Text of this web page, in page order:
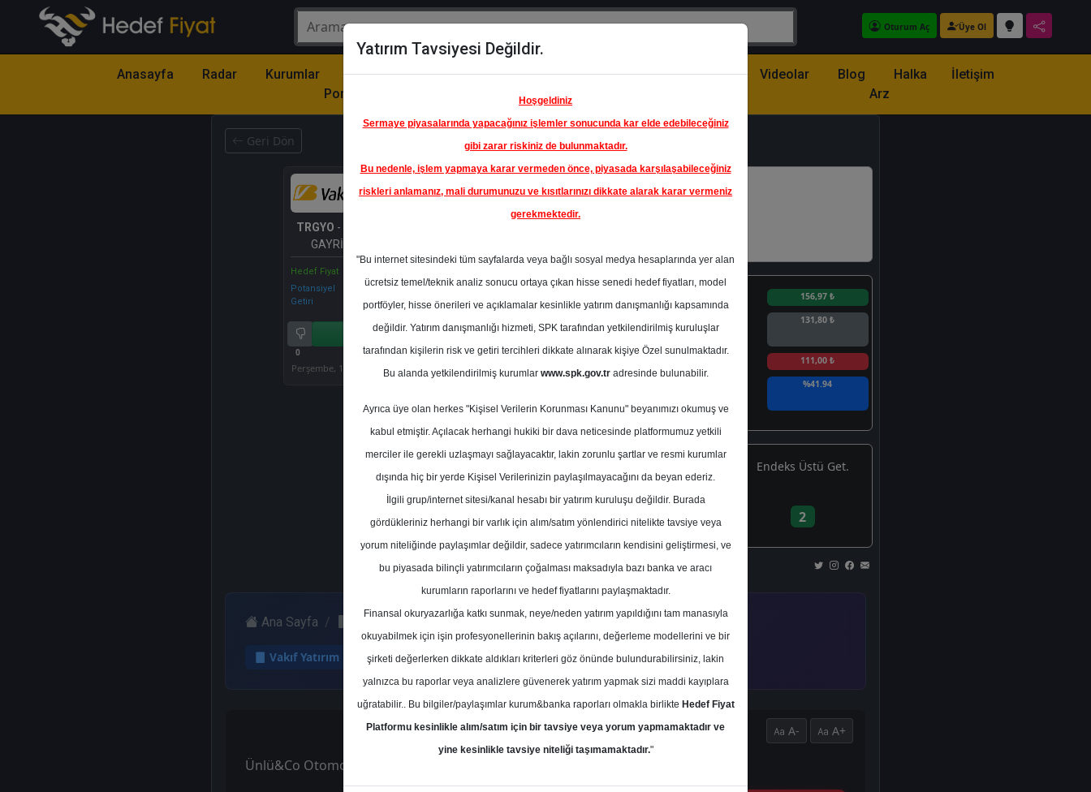
Oturum Aç Üye Ol
Anasayfa Radar Kurumlar
Model
Portföy
Hisse
Öne
Çıkanlar
Raporlar Partnerlerimiz Videolar Blog
Halka
Arz
İletişim
Geri Dön
TRGYO - TORUNLAR
GAYRİMENKUL
YATIRIM ORTAKLIĞI
Hedef Fiyat
Potansiyel
Getiri
%0.00
0 0
Perşembe, 17 Ağustos 2023
En Yüksek Tahmin 156,97 ₺
Ortalama Fiyat
Tahmini
131,80 ₺
111,00 ₺
Potansiyeli
%41.94
Kurum Sayısı
6
4
Endeks Üstü Get.
2
Perşembe, 17 Ağustos 2023
Ana Sayfa Hedef Fiyat
Vakıf Yatırım Hedef: 31.80 ₺ Potansiyel: %0.00
A- A+
Ünlü&Co Otomotiv Sektör Raporu ve Hedef Fiyatlar
Yatırım Tavsiyesi Değildir.
Hoşgeldiniz
Sermaye piyasalarında yapacağınız işlemler sonucunda kar elde edebileceğiniz
gibi zarar riskiniz de bulunmaktadır.
Bu nedenle, işlem yapmaya karar vermeden önce, piyasada karşılaşabileceğiniz
riskleri anlamanız, mali durumunuzu ve kısıtlarınızı dikkate alarak karar vermeniz
gerekmektedir.
"Bu internet sitesindeki tüm sayfalarda veya bağlı sosyal medya hesaplarında yer alan
ücretsiz temel/teknik analiz sonucu ortaya çıkan hisse senedi hedef fiyatları, model
portföyler, hisse önerileri ve açıklamalar kesinlikle yatırım danışmanlığı kapsamında
değildir. Yatırım danışmanlığı hizmeti, SPK tarafından yetkilendirilmiş kuruluşlar
tarafından kişilerin risk ve getiri tercihleri dikkate alınarak kişiye Özel sunulmaktadır.
Bu alanda yetkilendirilmiş kurumlar www.spk.gov.tradresinde bulunabilir.
Ayrıca üye olan herkes "Kişisel Verilerin Korunması Kanunu" beyanımızı okumuş ve
kabul etmiştir. Açılacak herhangi hukiki bir dava neticesinde platformumuz yetkili
merciler ile gerekli uzlaşmayı sağlayacaktır, lakin zorunlu şartlar ve resmi kurumlar
dışında hiç bir yerde Kişisel Verilerinizin paylaşılmayacağını da beyan ederiz.
İlgili grup/internet sitesi/kanal hesabı bir yatırım kuruluşu değildir. Burada
gördükleriniz herhangi bir varlık için alım/satım yönlendirici nitelikte tavsiye veya
yorum niteliğinde paylaşımlar değildir, sadece yatırımcıların kendisini geliştirmesi, ve
bu piyasada bilinçli yatırımcıların çoğalması maksadıyla bazı banka ve aracı
kurumların raporlarını ve hedef fiyatlarını paylaşmaktadır.
Finansal okuryazarlığa katkı sunmak, neye/neden yatırım yapıldığını tam manasıyla
okuyabilmek için işin profesyonellerinin bakış açılarını, değerleme modellerini ve bir
şirketi değerlerken dikkate aldıkları kriterleri göz önünde bulundurabilirsiniz, lakin
yalnızca bu raporlar veya analizlere güvenerek yatırım yapmak sizi maddi kayıplara
uğratabilir.. Bu bilgiler/paylaşımlar kurum&banka raporları olmakla birlikte Hedef Fiyat
Platformu kesinlikle alım/satım için bir tavsiye veya yorum yapmamaktadır ve
yine kesinlikle tavsiye niteliği taşımamaktadır."